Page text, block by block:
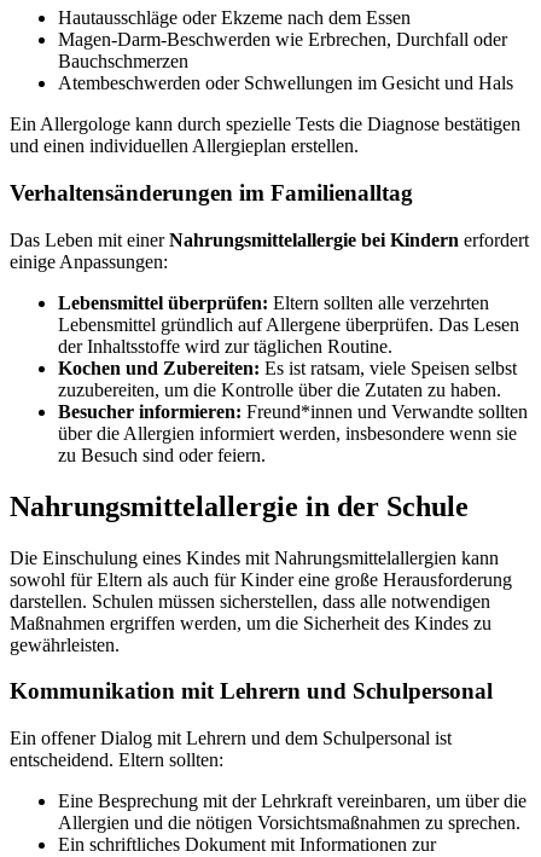
Hautausschläge oder Ekzeme nach dem Essen
Magen-Darm-Beschwerden wie Erbrechen, Durchfall oder
Bauchschmerzen
Atembeschwerden oder Schwellungen im Gesicht und Hals
Ein Allergologe kann durch spezielle Tests die Diagnose bestätigen
und einen individuellen Allergieplan erstellen.
Verhaltensänderungen im Familienalltag
Das Leben mit einerNahrungsmittelallergie bei Kindern erfordert
einige Anpassungen:
Lebensmittel überprüfen: Eltern sollten alle verzehrten
Lebensmittel gründlich auf Allergene überprüfen. Das Lesen
der Inhaltsstoffe wird zur täglichen Routine.
Kochen und Zubereiten: Es ist ratsam, viele Speisen selbst
zuzubereiten, um die Kontrolle über die Zutaten zu haben.
Besucher informieren: Freund*innen und Verwandte sollten
über die Allergien informiert werden, insbesondere wenn sie
zu Besuch sind oder feiern.
Nahrungsmittelallergie in der Schule
Die Einschulung eines Kindes mit Nahrungsmittelallergien kann
sowohl für Eltern als auch für Kinder eine große Herausforderung
darstellen. Schulen müssen sicherstellen, dass alle notwendigen
Maßnahmen ergriffen werden, um die Sicherheit des Kindes zu
gewährleisten.
Kommunikation mit Lehrern und Schulpersonal
Ein offener Dialog mit Lehrern und dem Schulpersonal ist
entscheidend. Eltern sollten:
Eine Besprechung mit der Lehrkraft vereinbaren, um über die
Allergien und die nötigen Vorsichtsmaßnahmen zu sprechen.
Ein schriftliches Dokument mit Informationen zur